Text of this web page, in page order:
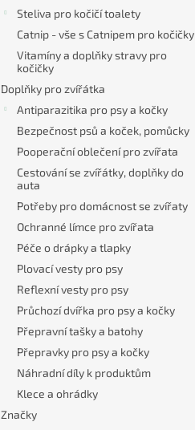
Steliva pro kočičí toalety
Catnip - vše s Catnipem pro kočičky
Vitamíny a doplňky stravy pro
kočičky
Doplňky pro zvířátka
Antiparazitika pro psy a kočky
Bezpečnost psů a koček, pomůcky
Pooperační oblečení pro zvířata
Cestování se zvířátky, doplňky do
auta
Potřeby pro domácnost se zvířaty
Ochranné límce pro zvířata
Péče o drápky a tlapky
Plovací vesty pro psy
Reflexní vesty pro psy
Průchozí dvířka pro psy a kočky
Přepravní tašky a batohy
Přepravky pro psy a kočky
Náhradní díly k produktům
Klece a ohrádky
Značky